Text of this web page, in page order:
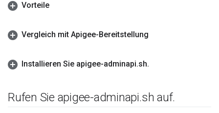
Vorteile
Vergleich mit Apigee-Bereitstellung
Installieren Sie apigee-adminapi.sh.
Rufen Sie apigee-adminapi.sh auf.